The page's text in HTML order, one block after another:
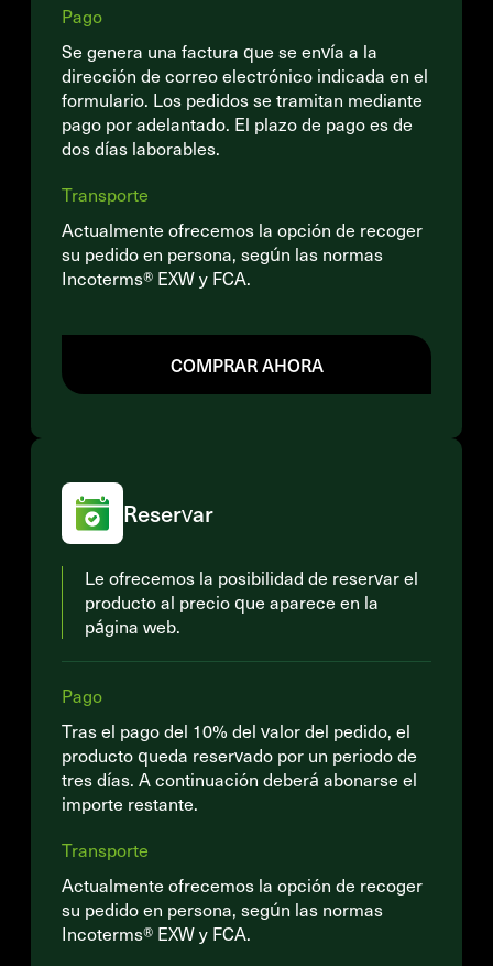
Pago
Se genera una factura que se envía a la
dirección de correo electrónico indicada en el
formulario. Los pedidos se tramitan mediante
pago por adelantado. El plazo de pago es de
dos días laborables.
Transporte
Actualmente ofrecemos la opción de recoger
su pedido en persona, según las normas
Incoterms® EXW y FCA.
COMPRAR AHORA
Reservar
Le ofrecemos la posibilidad de reservar el
producto al precio que aparece en la
página web.
Pago
Tras el pago del 10% del valor del pedido, el
producto queda reservado por un periodo de
tres días. A continuación deberá abonarse el
importe restante.
Transporte
Actualmente ofrecemos la opción de recoger
su pedido en persona, según las normas
Incoterms® EXW y FCA.